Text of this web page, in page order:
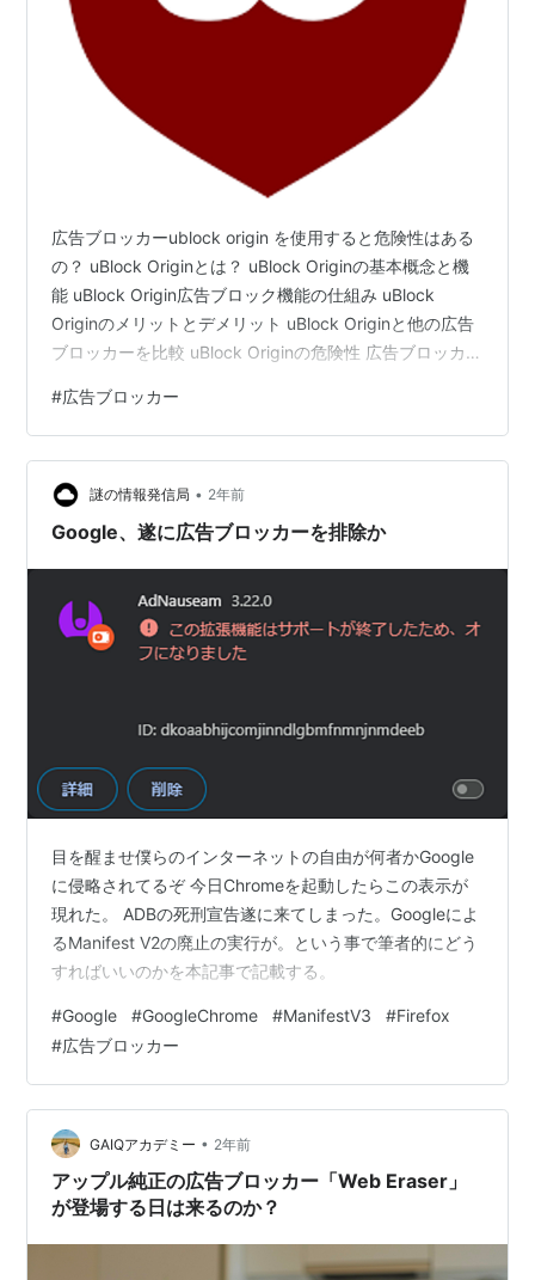
広告ブロッカーublock origin を使用すると危険性はある
の？ uBlock Originとは？ uBlock Originの基本概念と機
能 uBlock Origin広告ブロック機能の仕組み uBlock
Originのメリットとデメリット uBlock Originと他の広告
ブロッカーを比較 uBlock Originの危険性 広告ブロッカー
「uBlock Origin」は、多くのユーザーから信頼されてい
る広告ブロッカーですが、その利便性の裏に潜むリスク
についてはあまり知られていません。特に、このツール
が…
#広告ブロッカー
謎の情報発信局 • 2年前
Google、遂に広告ブロッカーを排除か
目を醒ませ僕らのインターネットの自由が何者かGoogle
に侵略されてるぞ 今日Chromeを起動したらこの表示が
現れた。 ADBの死刑宣告遂に来てしまった。Googleによ
るManifest V2の廃止の実行が。という事で筆者的にどう
すればいいのかを本記事で記載する。
#Google #GoogleChrome #ManifestV3 #Firefox
#広告ブロッカー
GAIQアカデミー • 2年前
アップル純正の広告ブロッカー「Web Eraser」
が登場する日は来るのか？